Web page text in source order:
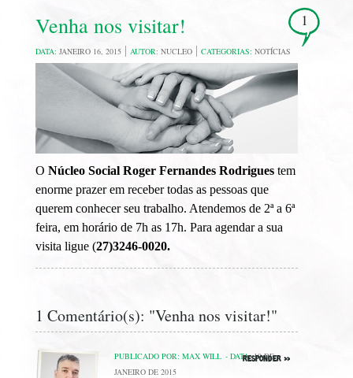
Venha nos visitar!
DATA: JANEIRO 16, 2015 AUTOR: NUCLEO CATEGORIAS: NOTÍCIAS
1
O Núcleo Social Roger Fernandes Rodriguestem
enorme prazer em receber todas as pessoas que
querem conhecer seu trabalho. Atendemos de 2ª a 6ª
feira, em horário de 7h as 17h. Para agendar a sua
visita ligue (27)3246-0020.
1 Comentário(s): "Venha nos visitar!"
PUBLICADO POR: MAX WILL - DATA:19 DE
JANEIRO DE 2015
Responder